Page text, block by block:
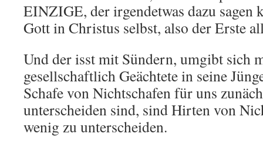
EINZIGE, der irgendetwas dazu sagen
Gott in Christus selbst, also der Erste
Und der isst mit Sündern, umgibt sich
gesellschaftlich Geächtete in seine
Schafe von Nichtschafen für uns
unterscheiden sind, sind Hirten von
wenig zu unterscheiden.